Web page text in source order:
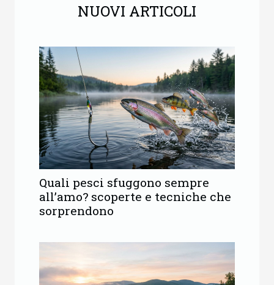
NUOVI ARTICOLI
Quali pesci sfuggono sempre
all’amo? scoperte e tecniche che
sorprendono